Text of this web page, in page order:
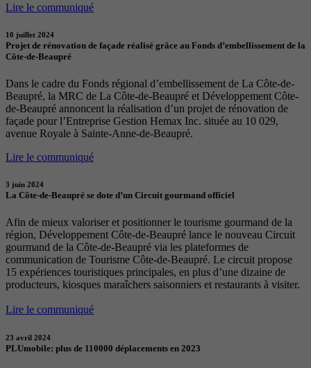
Lire le communiqué
10 juillet 2024
Projet de rénovation de façade réalisé grâce au Fonds d’embellissement de la
Côte-de-Beaupré
Dans le cadre du Fonds régional d’embellissement de La Côte-de-
Beaupré, la MRC de La Côte-de-Beaupré et Développement Côte-
de-Beaupré annoncent la réalisation d’un projet de rénovation de
façade pour l’Entreprise Gestion Hemax Inc. située au 10 029,
avenue Royale à Sainte-Anne-de-Beaupré.
Lire le communiqué
3 juin 2024
La Côte-de-Beaupré se dote d’un Circuit gourmand officiel
Afin de mieux valoriser et positionner le tourisme gourmand de la
région, Développement Côte-de-Beaupré lance le nouveau Circuit
gourmand de la Côte-de-Beaupré via les plateformes de
communication de Tourisme Côte-de-Beaupré. Le circuit propose
15 expériences touristiques principales, en plus d’une dizaine de
producteurs, kiosques maraîchers saisonniers et restaurants à visiter.
Lire le communiqué
23 avril 2024
PLUmobile: plus de 110000 déplacements en 2023